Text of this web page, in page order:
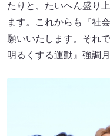
たりと、たいへん盛り
ます。これからも『社
願いいたします。それ
明るくする運動』強調